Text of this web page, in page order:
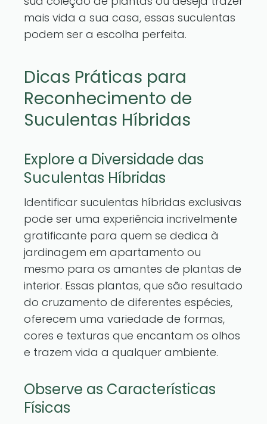
mais vida a sua casa, essas suculentas
podem ser a escolha perfeita.
Dicas Práticas para
Reconhecimento de
Suculentas Híbridas
Explore a Diversidade das
Suculentas Híbridas
Identificar suculentas híbridas exclusivas
pode ser uma experiência incrivelmente
gratificante para quem se dedica à
jardinagem em apartamento ou
mesmo para os amantes de plantas de
interior. Essas plantas, que são resultado
do cruzamento de diferentes espécies,
oferecem uma variedade de formas,
cores e texturas que encantam os olhos
e trazem vida a qualquer ambiente.
Observe as Características
Físicas